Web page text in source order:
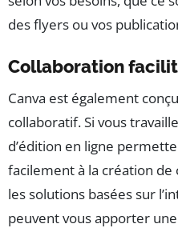
des flyers ou vos
Collaboration
Canva est également
collaboratif. Si vous
d’édition en ligne
facilement à la création de
les solutions basées sur
peuvent vous apporter